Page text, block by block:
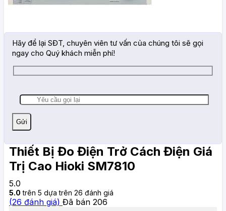
Hãy để lại SĐT, chuyên viên tư vấn của chúng tôi sẽ gọi
ngay cho Quý khách miễn phí!
Thiết Bị Đo Điện Trở Cách Điện Giá
Trị Cao Hioki SM7810
5.0
5.0 trên 5 dựa trên 26 đánh giá
(26 đánh giá) Đã bán 206